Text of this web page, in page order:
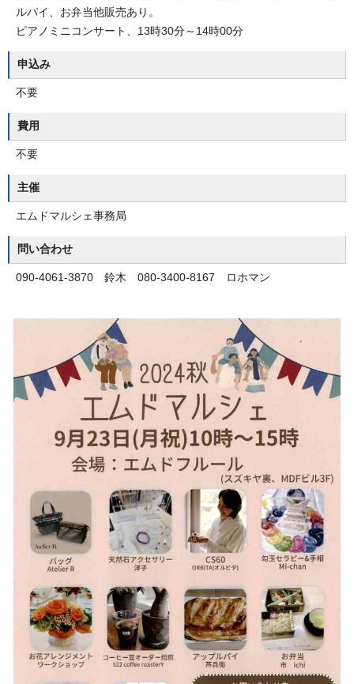
ルパイ、お弁当他販売あり。
ピアノミニコンサート、13時30分～14時00分
申込み
不要
費用
不要
主催
エムドマルシェ事務局
問い合わせ
090-4061-3870 鈴木 080-3400-8167 ロホマン